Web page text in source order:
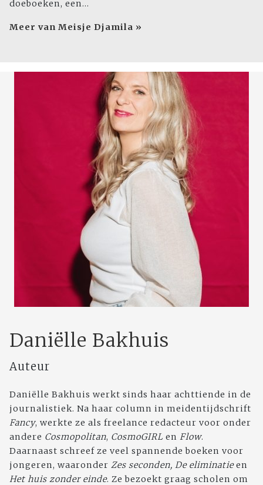
doeboeken, een...
Meer van Meisje Djamila »
Daniëlle Bakhuis
Auteur
Daniëlle Bakhuis werkt sinds haar achttiende in de
journalistiek. Na haar column in meidentijdschrift
Fancy, werkte ze als freelance redacteur voor onder
andere Cosmopolitan, CosmoGIRL en Flow.
Daarnaast schreef ze veel spannende boeken voor
jongeren, waaronder Zes seconden, De eliminatieen
Het huis zonder einde. Ze bezoekt graag scholen om